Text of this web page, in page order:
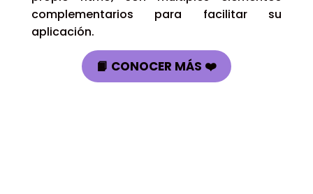
complementarios para facilitar su
aplicación.
📙 CONOCER MÁS ❤️